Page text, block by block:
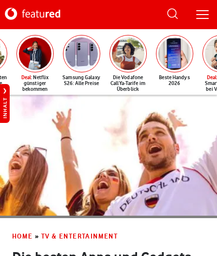
Deal: Netflix
günstiger
bekommen
Samsung Galaxy
S26: Alle Preise
Die Vodafone
CallYa-Tarife im
Überblick
Beste Handys
2026
Deal
bei
INHALT
HOME » TV & ENTERTAINMENT